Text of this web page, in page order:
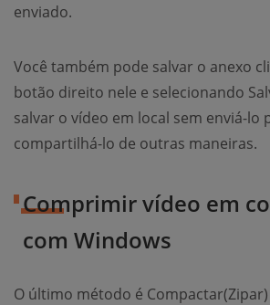
enviado.
Você também pode salvar o anexo
botão direito nele e selecionando
salvar o vídeo em local sem enviá-lo
compartilhá-lo de outras maneiras.
Comprimir vídeo em
com Windows
O último método é